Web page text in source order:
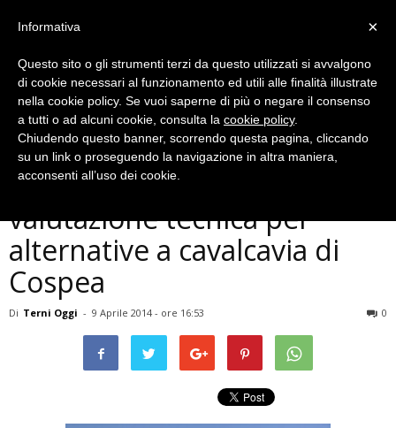
Cronaca
Terni, la Giunta avvia
valutazione tecnica per
alternative a cavalcavia di
Cospea
Di Terni Oggi - 9 Aprile 2014 - ore 16:53 0
×
Informativa
Questo sito o gli strumenti terzi da questo utilizzati si avvalgono
di cookie necessari al funzionamento ed utili alle finalità illustrate
nella cookie policy. Se vuoi saperne di più o negare il consenso
a tutti o ad alcuni cookie, consulta la cookie policy.
Chiudendo questo banner, scorrendo questa pagina, cliccando
su un link o proseguendo la navigazione in altra maniera,
acconsenti all’uso dei cookie.